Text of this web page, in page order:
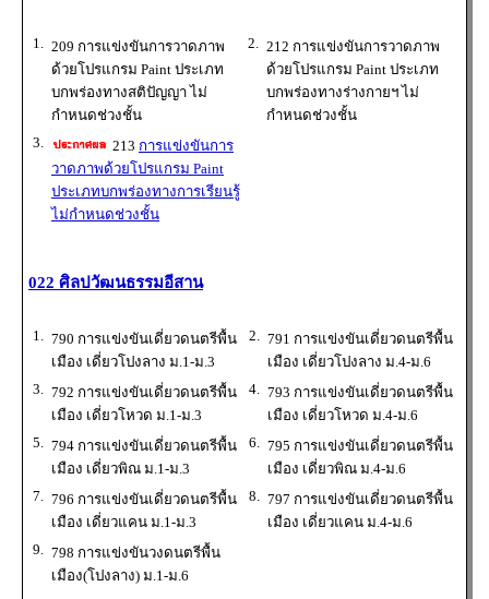
1.
209 การแข่งขันการวาดภาพ
ด้วยโปรแกรม Paint ประเภท
บกพร่องทางสติปัญญา ไม่
กำหนดช่วงชั้น
2.
212 การแข่งขันการวาดภาพ
ด้วยโปรแกรม Paint ประเภท
บกพร่องทางร่างกายฯ ไม่
กำหนดช่วงชั้น
3.
213 การแข่งขันการ
วาดภาพด้วยโปรแกรม Paint
ประเภทบกพร่องทางการเรียนรู้
ไม่กำหนดช่วงชั้น
022 ศิลปวัฒนธรรมอีสาน
1.
790 การแข่งขันเดี่ยวดนตรีพื้น
เมือง เดี่ยวโปงลาง ม.1-ม.3
2.
791 การแข่งขันเดี่ยวดนตรีพื้น
เมือง เดี่ยวโปงลาง ม.4-ม.6
3.
792 การแข่งขันเดี่ยวดนตรีพื้น
เมือง เดี่ยวโหวด ม.1-ม.3
4.
793 การแข่งขันเดี่ยวดนตรีพื้น
เมือง เดี่ยวโหวด ม.4-ม.6
5.
794 การแข่งขันเดี่ยวดนตรีพื้น
เมือง เดี่ยวพิณ ม.1-ม.3
6.
795 การแข่งขันเดี่ยวดนตรีพื้น
เมือง เดี่ยวพิณ ม.4-ม.6
7.
796 การแข่งขันเดี่ยวดนตรีพื้น
เมือง เดี่ยวแคน ม.1-ม.3
8.
797 การแข่งขันเดี่ยวดนตรีพื้น
เมือง เดี่ยวแคน ม.4-ม.6
9.
798 การแข่งขันวงดนตรีพื้น
เมือง(โปงลาง) ม.1-ม.6